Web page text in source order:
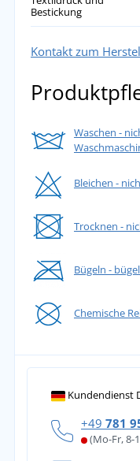
Bestickung
Kontakt zum
Waschen -
Bleichen -
Trocknen -
Bügeln -
Chemische
Kundendienst
+49 781
(Mo-Fr, 8-